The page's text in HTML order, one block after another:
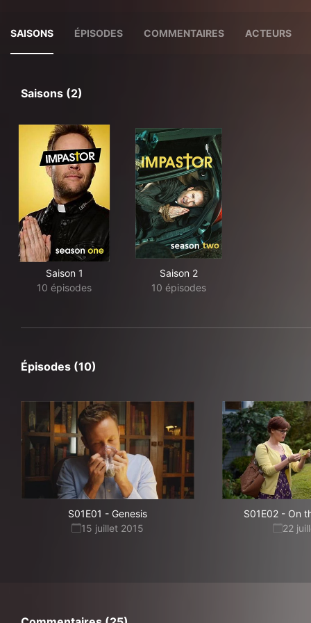
SAISONS ÉPISODES COMMENTAIRES ACTEURS
Saisons (2)
Saison 1
10 épisodes
Saison 2
10 épisodes
Épisodes (10)
S01E01 - Genesis
15 juillet 2015
S01E02 - On
22